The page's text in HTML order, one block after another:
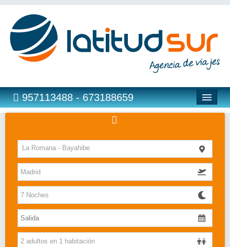
957113488 - 673188659
Hoteles
Costas
Islas
Caribe
Bahia Principe
Cruceros
La Romana - Bayahibe